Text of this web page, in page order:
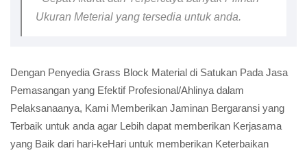
Ukuran Meterial yang tersedia untuk anda.
Dengan Penyedia Grass Block Material di Satukan Pada Jasa
Pemasangan yang Efektif Profesional/Ahlinya dalam
Pelaksanaanya, Kami Memberikan Jaminan Bergaransi yang
Terbaik untuk anda agar Lebih dapat memberikan Kerjasama
yang Baik dari hari-keHari untuk memberikan Keterbaikan